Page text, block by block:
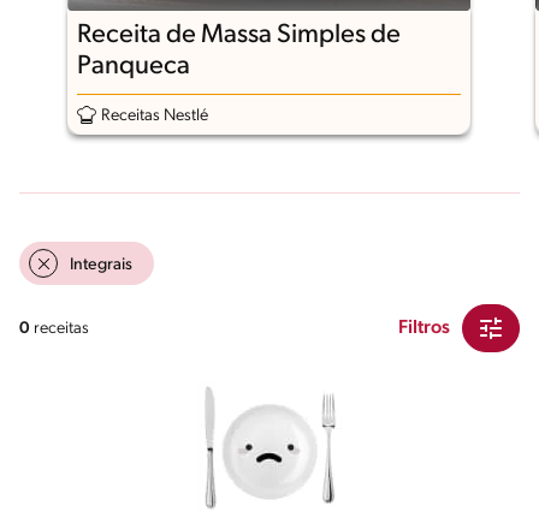
Receita de Massa Simples de
Panqueca
Receitas Nestlé
Integrais
0 receitas Filtros